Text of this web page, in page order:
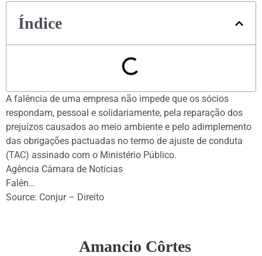
Índice
A falência de uma empresa não impede que os sócios
respondam, pessoal e solidariamente, pela reparação dos
prejuízos causados ao meio ambiente e pelo adimplemento
das obrigações pactuadas no termo de ajuste de conduta
(TAC) assinado com o Ministério Público.
Agência Câmara de Notícias
Falên…
Source: Conjur – Direito
Amancio Côrtes